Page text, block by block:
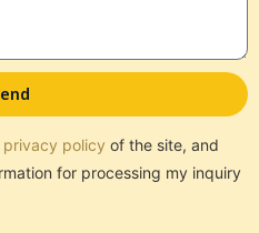
privacy policy of the site, and
for processing my inquiry